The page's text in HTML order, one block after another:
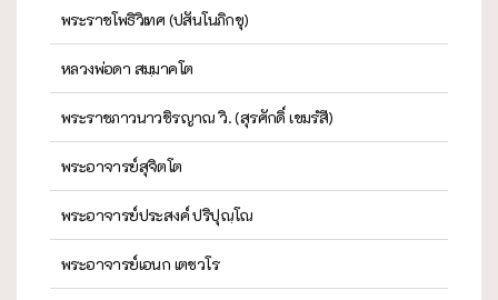
พระราชโพธิวิเทศ (ปสันโนภิกขุ)
หลวงพ่อดา สมฺมาคโต
พระราชภาวนาวชิรญาณ วิ. (สุรศักดิ์ เขมรํสี)
พระอาจารย์สุจิตโต
พระอาจารย์ประสงค์ ปริปุณฺโณ
พระอาจารย์เอนก เตชวโร